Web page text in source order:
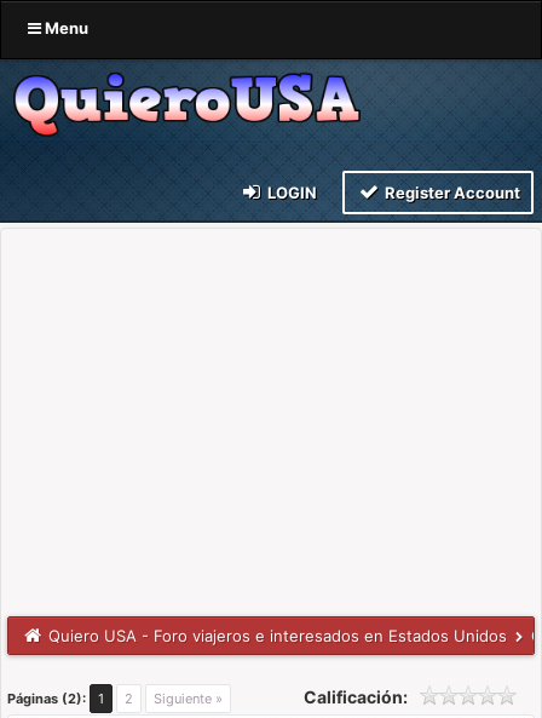
Menu
LOGIN Register Account
Quiero USA - Foro viajeros e interesados en Estados Unidos
Páginas (2): 1 2 Siguiente » Calificación: